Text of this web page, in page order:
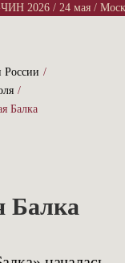
2026 / 24 мая /
России /
/
Балка
Балка